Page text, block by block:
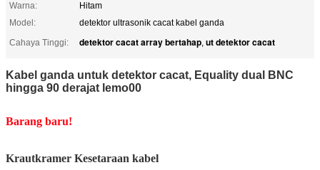
Warna:
Hitam
Model:
detektor ultrasonik cacat kabel ganda
Cahaya Tinggi:
detektor cacat array bertahap, ut detektor cacat
Kabel ganda untuk detektor cacat, Equality dual BNC
hingga 90 derajat lemo00
Barang baru!
Krautkramer Kesetaraan kabel